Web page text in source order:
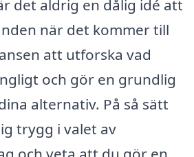
det aldrig en dålig idé att
när det kommer till
att utforska vad
och gör en grundlig
alternativ. På så sätt
trygg i valet av